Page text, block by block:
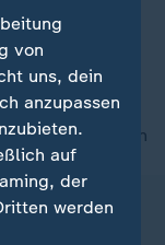
nach oben
von
uns, dein
anzupassen
auf
der
werden